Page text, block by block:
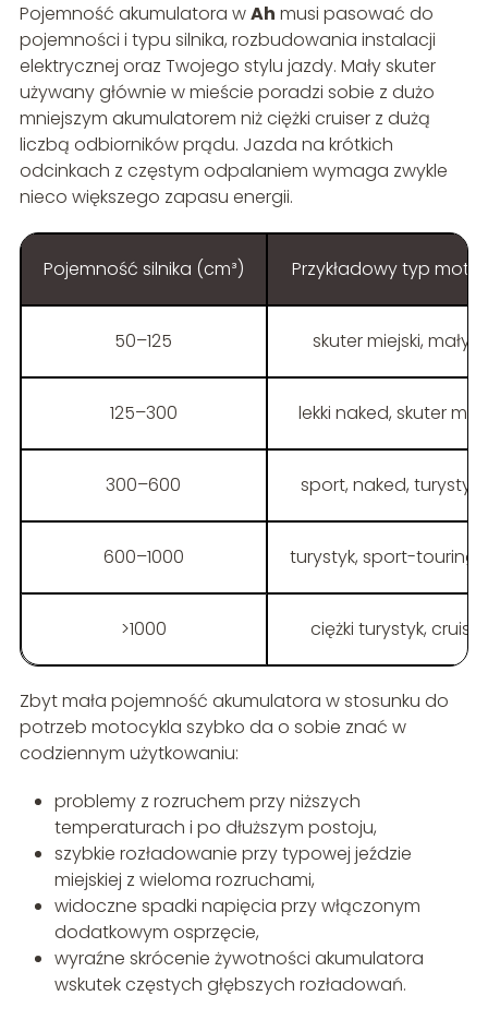
Pojemność akumulatora wAh musi pasować do
pojemności i typu silnika, rozbudowania instalacji
elektrycznej oraz Twojego stylu jazdy. Mały skuter
używany głównie w mieście poradzi sobie z dużo
mniejszym akumulatorem niż ciężki cruiser z dużą
liczbą odbiorników prądu. Jazda na krótkich
odcinkach z częstym odpalaniem wymaga zwykle
nieco większego zapasu energii.
Pojemność silnika (cm³) Przykładowy typ
50–125 skuter miejski, mały
125–300 lekki naked, skuter
300–600 sport, naked, turystyk
600–1000 turystyk, sport-touring,
>1000 ciężki turystyk,
Zbyt mała pojemność akumulatora w stosunku do
potrzeb motocykla szybko da o sobie znać w
codziennym użytkowaniu:
problemy z rozruchem przy niższych
temperaturach i po dłuższym postoju,
szybkie rozładowanie przy typowej jeździe
miejskiej z wieloma rozruchami,
widoczne spadki napięcia przy włączonym
dodatkowym osprzęcie,
wyraźne skrócenie żywotności akumulatora
wskutek częstych głębszych rozładowań.